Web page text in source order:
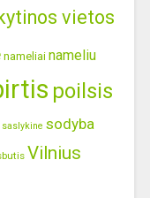
vietos
nameliai nameliu
poilsis
saslykine sodyba
Vilnius